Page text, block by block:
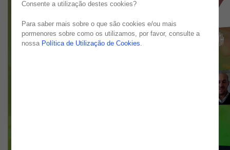
Consente a utilização destes cookies?
Para saber mais sobre o que são cookies e/ou mais
pormenores sobre como os utilizamos, por favor, consulte a
nossa Política de Utilização de Cookies.